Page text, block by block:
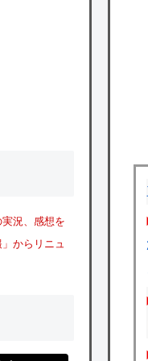
況、感想を
からリニュ